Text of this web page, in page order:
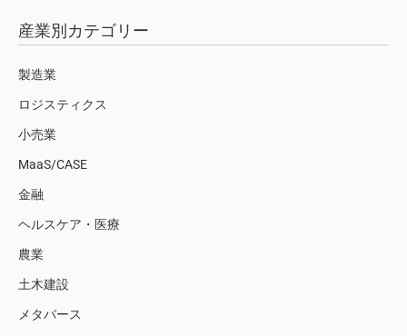
産業別カテゴリー
製造業
ロジスティクス
小売業
MaaS/CASE
金融
ヘルスケア・医療
農業
土木建設
メタバース